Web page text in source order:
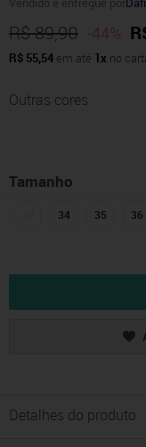
R$ 89,90 -44%
R$ 55,54 em até 1x no
Outras cores
Tamanho
34 35 36
Detalhes do produto